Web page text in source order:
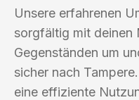
Unsere erfahrenen
sorgfältig mit deinen
Gegenständen um
sicher nach
eine effiziente